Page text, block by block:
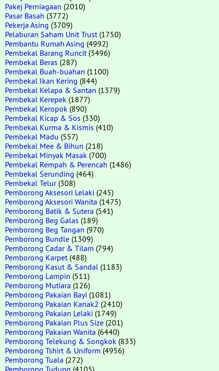
Pakej Perniagaan (2010)
Pasar Basah (3772)
Pekerja Asing (3709)
Pelaburan Saham Unit Trust (1750)
Pembantu Rumah Asing (4992)
Pembekal Barang Runcit (3496)
Pembekal Beras (287)
Pembekal Buah-buahan (1100)
Pembekal Ikan Kering (844)
Pembekal Kelapa & Santan (1379)
Pembekal Kerepek (1877)
Pembekal Keropok (890)
Pembekal Kicap & Sos (330)
Pembekal Kurma & Kismis (410)
Pembekal Madu (557)
Pembekal Mee & Bihun (218)
Pembekal Minyak Masak (700)
Pembekal Rempah & Perencah (1486)
Pembekal Serunding (464)
Pembekal Telur(308)
Pemborong Aksesori Lelaki (245)
Pemborong Aksesori Wanita (1475)
Pemborong Batik & Sutera (541)
Pemborong Beg Galas (189)
Pemborong Beg Tangan (970)
Pemborong Bundle (1309)
Pemborong Cadar & Tilam (794)
Pemborong Karpet (488)
Pemborong Kasut & Sandal (1183)
Pemborong Lampin (511)
Pemborong Mutiara (126)
Pemborong Pakaian Bayi (1081)
Pemborong Pakaian Kanak2 (2410)
Pemborong Pakaian Lelaki (1749)
Pemborong Pakaian Plus Size (201)
Pemborong Pakaian Wanita (6440)
Pemborong Telekung & Songkok (833)
Pemborong Tshirt & Uniform (4956)
Pemborong Tuala (272)
Pemborong Tudung (4105)